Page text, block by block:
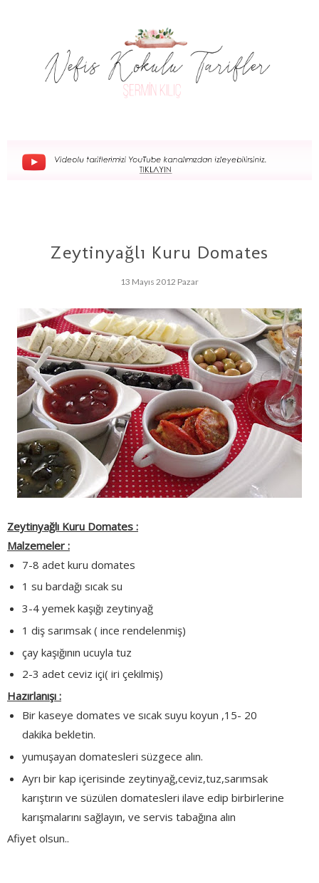
Zeytinyağlı Kuru Domates
13 Mayıs 2012 Pazar
Zeytinyağlı Kuru Domates :
Malzemeler :
7-8 adet kuru domates
1 su bardağı sıcak su
3-4 yemek kaşığı zeytinyağ
1 diş sarımsak ( ince rendelenmiş)
çay kaşığının ucuyla tuz
2-3 adet ceviz içi( iri çekilmiş)
Hazırlanışı :
Bir kaseye domates ve sıcak suyu koyun ,15- 20
dakika bekletin.
yumuşayan domatesleri süzgece alın.
Ayrı bir kap içerisinde zeytinyağ,ceviz,tuz,sarımsak
karıştırın ve süzülen domatesleri ilave edip birbirlerine
karışmalarını sağlayın, ve servis tabağına alın
Afiyet olsun..